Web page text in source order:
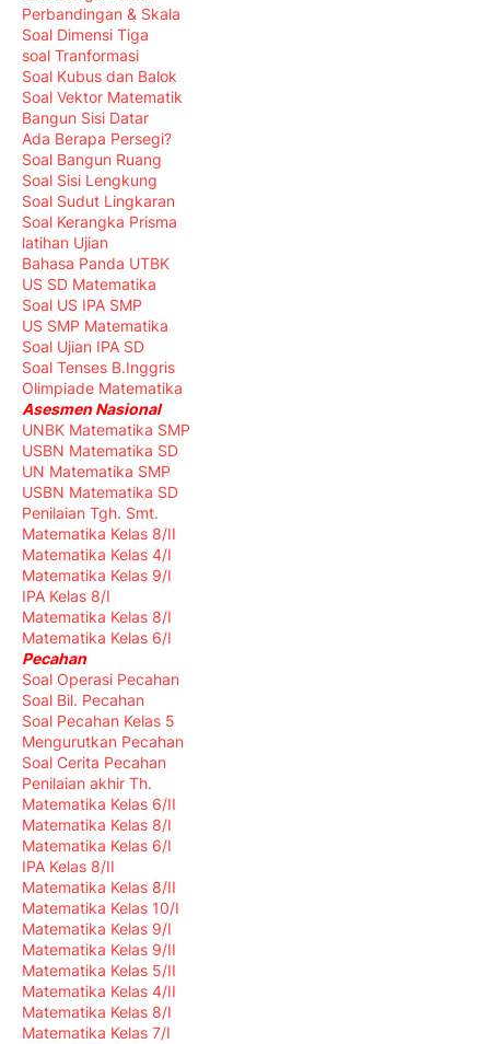
Perbandingan & Skala
Soal Dimensi Tiga
soal Tranformasi
Soal Kubus dan Balok
Soal Vektor Matematik
Bangun Sisi Datar
Ada Berapa Persegi?
Soal Bangun Ruang
Soal Sisi Lengkung
Soal Sudut Lingkaran
Soal Kerangka Prisma
latihan Ujian
Bahasa Panda UTBK
US SD Matematika
Soal US IPA SMP
US SMP Matematika
Soal Ujian IPA SD
Soal Tenses B.Inggris
Olimpiade Matematika
Asesmen Nasional
UNBK Matematika SMP
USBN Matematika SD
UN Matematika SMP
USBN Matematika SD
Penilaian Tgh. Smt.
Matematika Kelas 8/II
Matematika Kelas 4/I
Matematika Kelas 9/I
IPA Kelas 8/I
Matematika Kelas 8/I
Matematika Kelas 6/I
Pecahan
Soal Operasi Pecahan
Soal Bil. Pecahan
Soal Pecahan Kelas 5
Mengurutkan Pecahan
Soal Cerita Pecahan
Penilaian akhir Th.
Matematika Kelas 6/II
Matematika Kelas 8/I
Matematika Kelas 6/I
IPA Kelas 8/II
Matematika Kelas 8/II
Matematika Kelas 10/I
Matematika Kelas 9/I
Matematika Kelas 9/II
Matematika Kelas 5/II
Matematika Kelas 4/II
Matematika Kelas 8/I
Matematika Kelas 7/I